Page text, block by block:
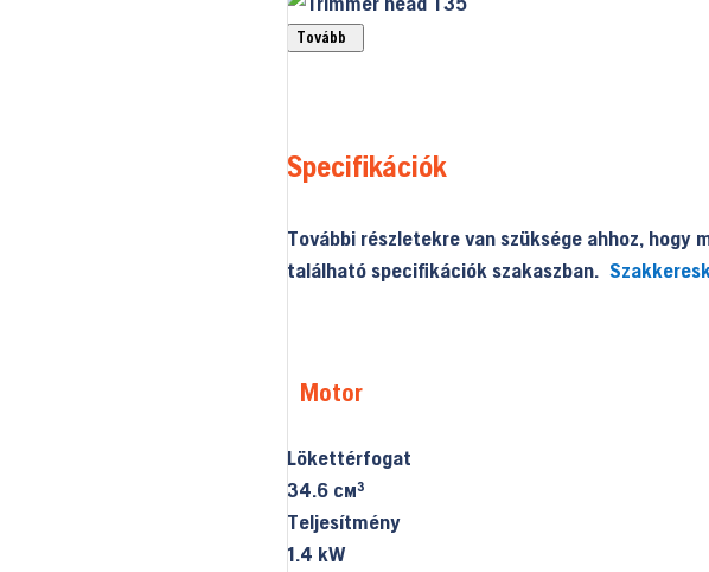
Tovább
Specifikációk
További részletekre van szüksége ahhoz,
található specifikációk szakaszban.
Motor
Lökettérfogat
34.6 см³
Teljesítmény
1.4 kW